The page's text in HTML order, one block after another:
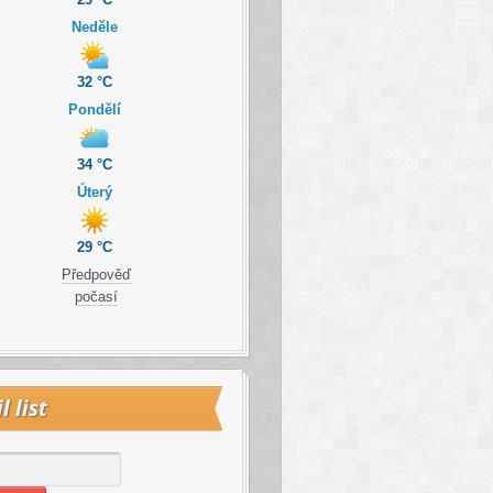
Neděle
32 °C
Pondělí
34 °C
Úterý
29 °C
Předpověď
počasí
list